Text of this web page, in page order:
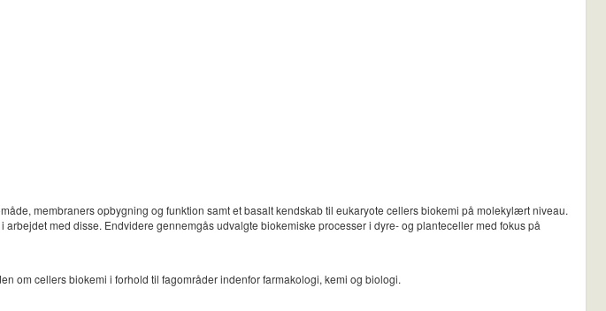
membraners opbygning og funktion samt et basalt kendskab til eukaryote cellers biokemi på molekylært niveau.
med disse. Endvidere gennemgås udvalgte biokemiske processer i dyre- og planteceller med fokus på
om cellers biokemi i forhold til fagområder indenfor farmakologi, kemi og biologi.